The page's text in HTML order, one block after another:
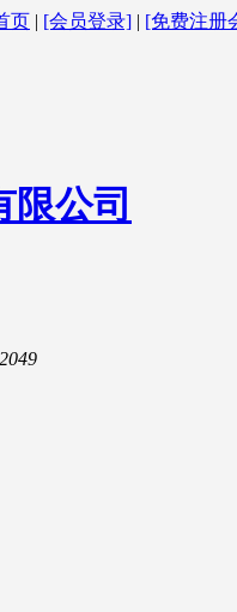
页 | [会员登录] | [免费注册
限公司